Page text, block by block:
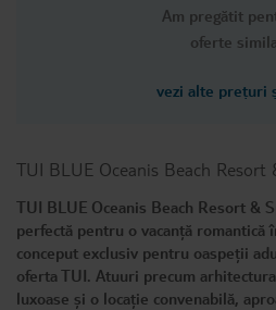
Am pregătit
oferte
vezi alte prețuri
TUI BLUE Oceanis Beach Resort
TUI BLUE Oceanis Beach Resort &
perfectă pentru o vacanță romantică
conceput exclusiv pentru oaspeții
oferta TUI. Atuuri precum
luxoase și o locație convenabilă,